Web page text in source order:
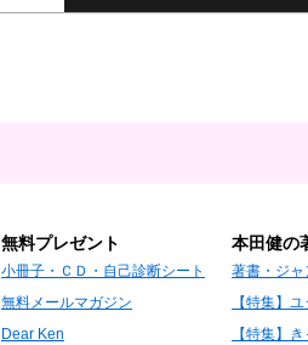
無料プレゼント
小冊子・ＣＤ・自己診断シート
無料メールマガジン
Dear Ken
本田健の
著書・ジャ
【特集】
【特集】